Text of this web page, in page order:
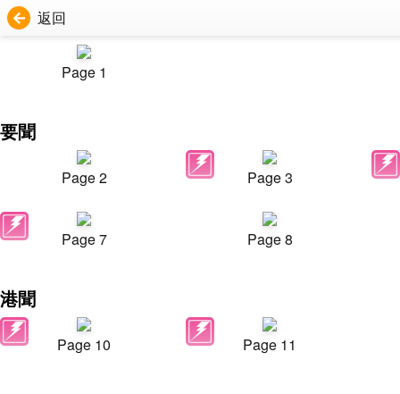
返回
Page 1
要聞
Page 2 Page 3
Page 7 Page 8
港聞
Page 10 Page 11